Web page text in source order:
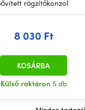
rögzítőkonzol
8 030 Ft
Külső raktáron 5 db
KOSÁRBA